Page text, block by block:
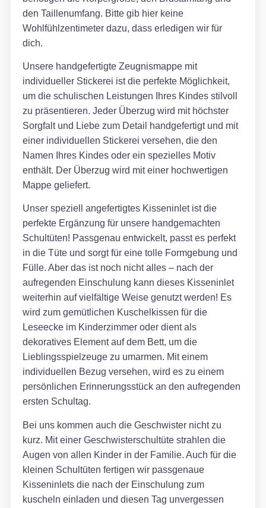
den Taillenumfang. Bitte gib hier keine
Wohlfühlzentimeter dazu, dass erledigen wir für
dich.
Unsere handgefertigte Zeugnismappe mit
individueller Stickerei ist die perfekte Möglichkeit,
um die schulischen Leistungen Ihres Kindes stilvoll
zu präsentieren. Jeder Überzug wird mit höchster
Sorgfalt und Liebe zum Detail handgefertigt und mit
einer individuellen Stickerei versehen, die den
Namen Ihres Kindes oder ein spezielles Motiv
enthält. Der Überzug wird mit einer hochwertigen
Mappe geliefert.
Unser speziell angefertigtes Kisseninlet ist die
perfekte Ergänzung für unsere handgemachten
Schultüten! Passgenau entwickelt, passt es perfekt
in die Tüte und sorgt für eine tolle Formgebung und
Fülle. Aber das ist noch nicht alles – nach der
aufregenden Einschulung kann dieses Kisseninlet
weiterhin auf vielfältige Weise genutzt werden! Es
wird zum gemütlichen Kuschelkissen für die
Leseecke im Kinderzimmer oder dient als
dekoratives Element auf dem Bett, um die
Lieblingsspielzeuge zu umarmen. Mit einem
individuellen Bezug versehen, wird es zu einem
persönlichen Erinnerungsstück an den aufregenden
ersten Schultag.
Bei uns kommen auch die Geschwister nicht zu
kurz. Mit einer Geschwisterschultüte strahlen die
Augen von allen Kinder in der Familie. Auch für die
kleinen Schultüten fertigen wir passgenaue
Kisseninlets die nach der Einschulung zum
kuscheln einladen und diesen Tag unvergessen